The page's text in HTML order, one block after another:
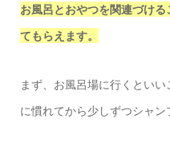
お風呂とおやつを関連づけ
てもらえます。
まず、お風呂場に行くとい
に慣れてから少しずつシャン